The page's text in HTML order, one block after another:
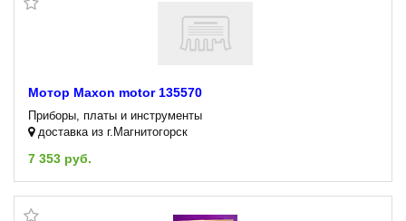
Мотор Maxon motor 135570
Приборы, платы и инструменты
доставка из г.Магнитогорск
7 353 руб.